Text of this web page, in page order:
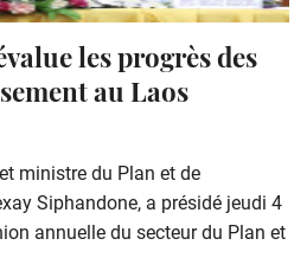
les progrès des
au Laos
ministre du Plan et de
Siphandone, a présidé jeudi 4
annuelle du secteur du Plan et